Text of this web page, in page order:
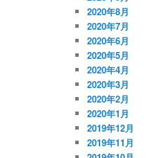
2020年8月
2020年7月
2020年6月
2020年5月
2020年4月
2020年3月
2020年2月
2020年1月
2019年12月
2019年11月